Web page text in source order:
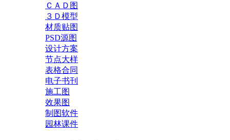
ＣＡＤ图
３Ｄ模型
材质贴图
PSD源图
设计方案
节点大样
表格合同
电子书刊
施工图
效果图
制图软件
园林课件